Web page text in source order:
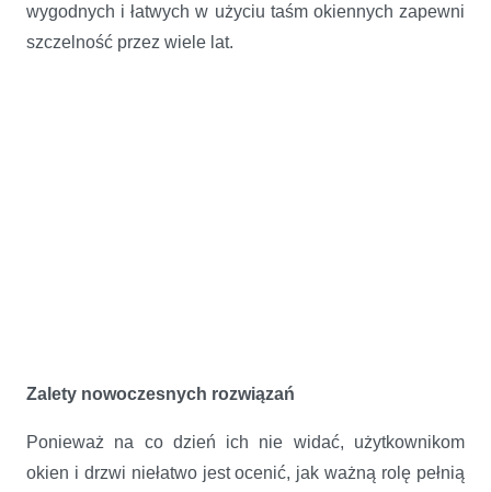
wygodnych i łatwych w użyciu taśm okiennych zapewni
szczelność przez wiele lat.
Zalety nowoczesnych rozwiązań
Ponieważ na co dzień ich nie widać, użytkownikom
okien i drzwi niełatwo jest ocenić, jak ważną rolę pełnią